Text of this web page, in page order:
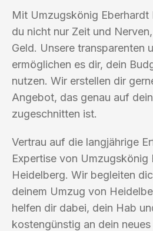
Mit Umzugskönig
du nicht nur Zeit und
Geld. Unsere transparenten
ermöglichen es dir, dein
nutzen. Wir erstellen dir
Angebot, das genau auf
zugeschnitten ist.
Vertrau auf die langjährige
Expertise von Umzugskönig
Heidelberg. Wir begleiten
deinem Umzug von
helfen dir dabei, dein Hab
kostengünstig an dein